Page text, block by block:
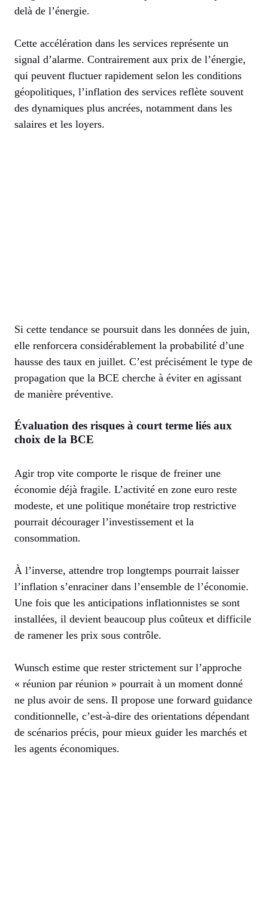
delà de l’énergie.
Cette accélération dans les services représente un
signal d’alarme. Contrairement aux prix de l’énergie,
qui peuvent fluctuer rapidement selon les conditions
géopolitiques, l’inflation des services reflète souvent
des dynamiques plus ancrées, notamment dans les
salaires et les loyers.
Si cette tendance se poursuit dans les données de juin,
elle renforcera considérablement la probabilité d’une
hausse des taux en juillet. C’est précisément le type de
propagation que la BCE cherche à éviter en agissant
de manière préventive.
Évaluation des risques à court terme liés aux
choix de la BCE
Agir trop vite comporte le risque de freiner une
économie déjà fragile. L’activité en zone euro reste
modeste, et une politique monétaire trop restrictive
pourrait décourager l’investissement et la
consommation.
À l’inverse, attendre trop longtemps pourrait laisser
l’inflation s’enraciner dans l’ensemble de l’économie.
Une fois que les anticipations inflationnistes se sont
installées, il devient beaucoup plus coûteux et difficile
de ramener les prix sous contrôle.
Wunsch estime que rester strictement sur l’approche
« réunion par réunion » pourrait à un moment donné
ne plus avoir de sens. Il propose une forward guidance
conditionnelle, c’est-à-dire des orientations dépendant
de scénarios précis, pour mieux guider les marchés et
les agents économiques.